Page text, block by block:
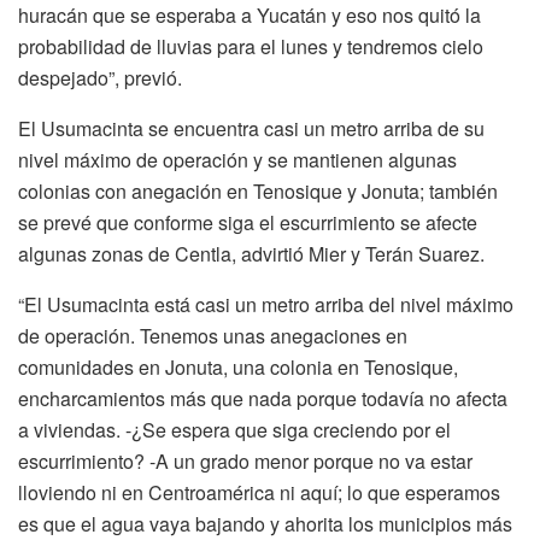
huracán que se esperaba a Yucatán y eso nos quitó la
probabilidad de lluvias para el lunes y tendremos cielo
despejado”, previó.
El Usumacinta se encuentra casi un metro arriba de su
nivel máximo de operación y se mantienen algunas
colonias con anegación en Tenosique y Jonuta; también
se prevé que conforme siga el escurrimiento se afecte
algunas zonas de Centla, advirtió Mier y Terán Suarez.
“El Usumacinta está casi un metro arriba del nivel máximo
de operación. Tenemos unas anegaciones en
comunidades en Jonuta, una colonia en Tenosique,
encharcamientos más que nada porque todavía no afecta
a viviendas. -¿Se espera que siga creciendo por el
escurrimiento? -A un grado menor porque no va estar
lloviendo ni en Centroamérica ni aquí; lo que esperamos
es que el agua vaya bajando y ahorita los municipios más